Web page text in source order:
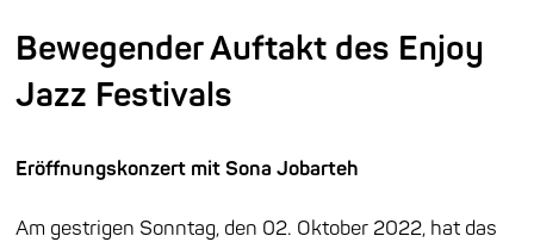
Bewegender Auftakt des Enjoy
Jazz Festivals
Eröffnungskonzert mit Sona Jobarteh
Am gestrigen Sonntag, den 02. Oktober 2022, hat das